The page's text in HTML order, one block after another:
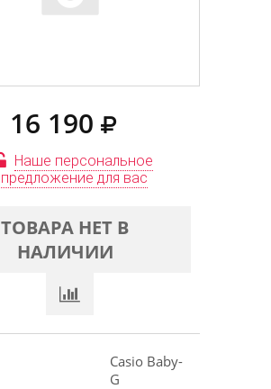
16 190
Наше персональное
предложение для вас
ТОВАРА НЕТ В
НАЛИЧИИ
Casio Baby-
G